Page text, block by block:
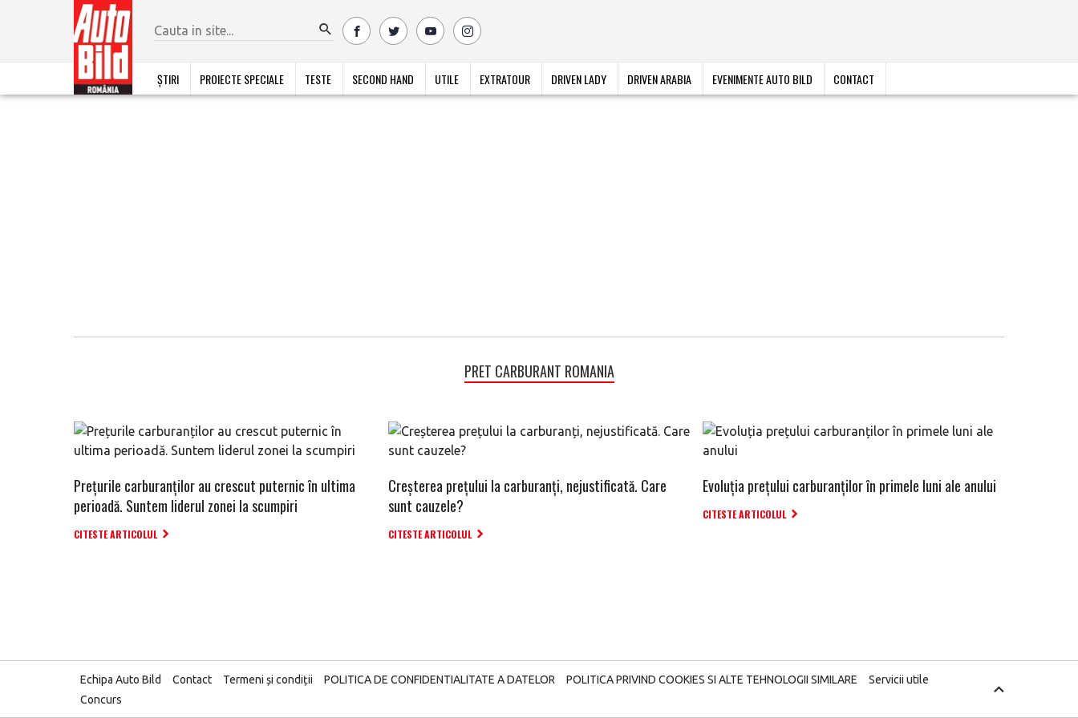
ȘTIRI PROIECTE SPECIALE TESTE SECOND HAND UTILE EXTRATOUR DRIVEN LADY DRIVEN ARABIA EVENIMENTE AUTO BILD CONTACT
PRET CARBURANT ROMANIA
Prețurile carburanților au crescut puternic în ultima
perioadă. Suntem liderul zonei la scumpiri
CITESTE ARTICOLUL
Creșterea prețului la carburanți, nejustificată. Care
sunt cauzele?
CITESTE ARTICOLUL
Evoluția prețului carburanților în primele luni ale anului
CITESTE ARTICOLUL
Echipa Auto Bild Contact Termeni și condiții POLITICA DE CONFIDENTIALITATE A DATELOR POLITICA PRIVIND COOKIES SI ALTE TEHNOLOGII SIMILARE
Servicii utile
Concurs